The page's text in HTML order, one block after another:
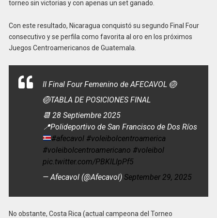
torneo sin victorias y con apenas un set ganado.
Con este resultado, Nicaragua conquistó su segundo Final Four
consecutivo y se perfila como favorita al oro en los próximos
Juegos Centroamericanos de Guatemala.
II Final Four Femenino de AFECAVOL 🏐
🏐TABLA DE POSICIONES FINAL
📆 28 Septiembre 2025
📍Polideportivo de San Francisco de Dos Ríos
#afecavol #voleibolcentroamerica
#voleibolcentroamericano #voleibol
pic.twitter.com/PBKlLlpPf5
— Afecavol (@Afecavol) September 29, 2025
No obstante, Costa Rica (actual campeona del Torneo